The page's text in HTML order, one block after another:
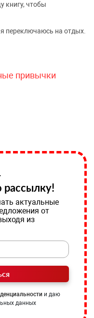
книгу, чтобы
переключаюсь на отдых.
привычки
актуальные
от
из
и даю
данных